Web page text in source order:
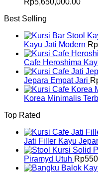
Best Selling
Kayu Jati Modern Rp
Cafe Heroshima
Jepara Empat Jari
Korea Minimalis
Top Rated
Jati Filler Kayu
Piramyd Utuh Rp